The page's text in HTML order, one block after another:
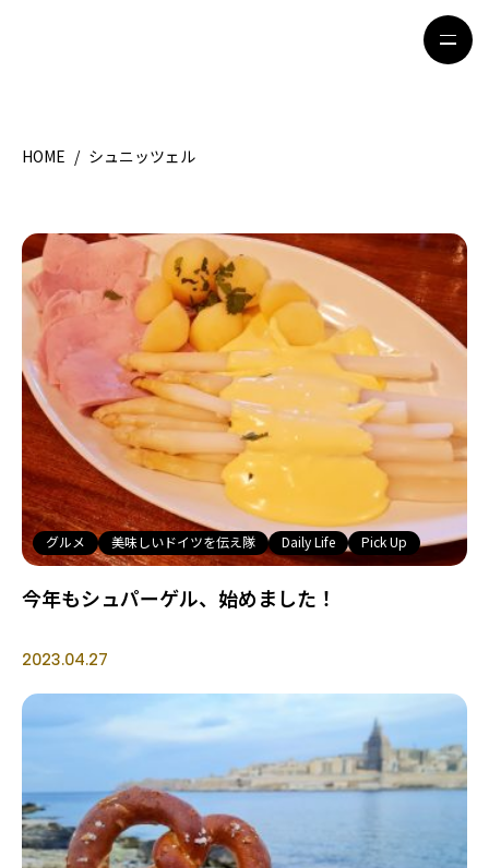
HOME
観光ガイド
留学＆キャリア
ライフスタイル
著者一覧
ライター募集
HOME / シュニッツェル
グルメ 美味しいドイツを伝え隊 Daily Life Pick Up
今年もシュパーゲル、始めました！
2023.04.27